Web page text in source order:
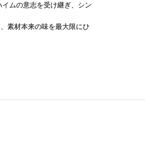
ムの意志を受け継ぎ、シン
素材本来の味を最大限にひ